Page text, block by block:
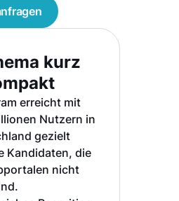
kurz
erreicht mit
Nutzern in
gezielt
Kandidaten, die
nicht